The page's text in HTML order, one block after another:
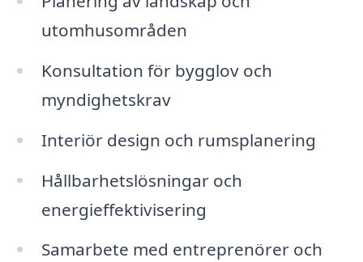
utomhusområden
Konsultation för bygglov och
myndighetskrav
Interiör design och rumsplanering
Hållbarhetslösningar och
energieffektivisering
Samarbete med entreprenörer och